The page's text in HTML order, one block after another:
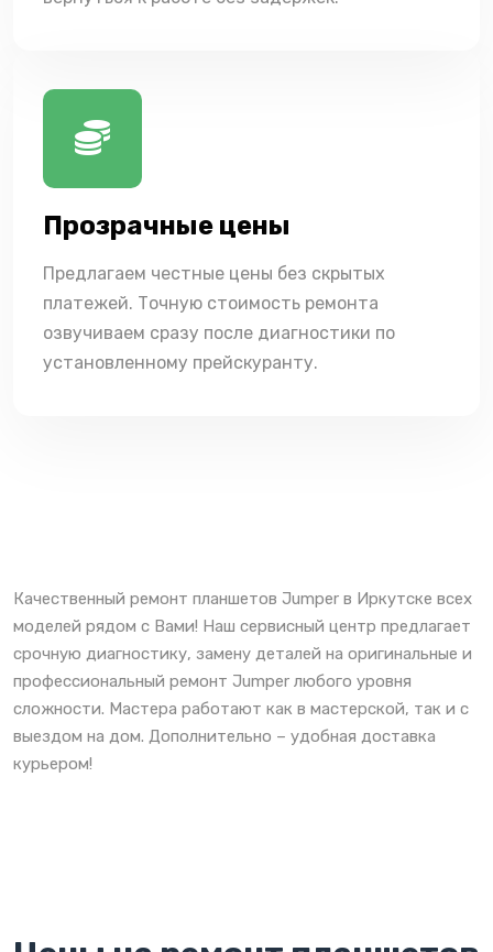
Прозрачные цены
Предлагаем честные цены без скрытых
платежей. Точную стоимость ремонта
озвучиваем сразу после диагностики по
установленному прейскуранту.
Качественный ремонт планшетов Jumper в Иркутске всех
моделей рядом с Вами! Наш сервисный центр предлагает
срочную диагностику, замену деталей на оригинальные и
профессиональный ремонт Jumper любого уровня
сложности. Мастера работают как в мастерской, так и с
выездом на дом. Дополнительно – удобная доставка
курьером!